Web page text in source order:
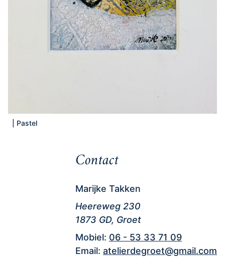
Contact
Pastel
Contact
Marijke Takken
Heereweg 230
1873 GD, Groet
Mobiel: 06 - 53 33 71 09
Email: atelierdegroet@gmail.com